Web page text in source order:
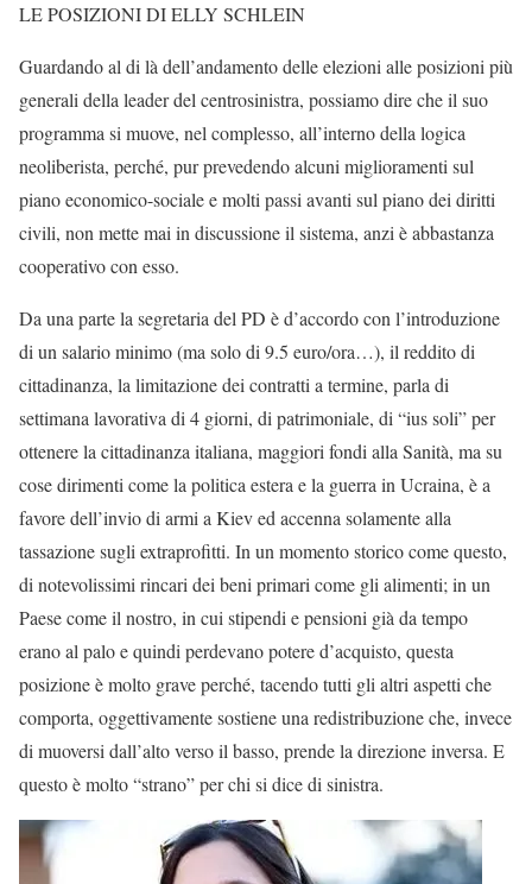
LE POSIZIONI DI ELLY SCHLEIN
Guardando al di là dell’andamento delle elezioni alle posizioni più
generali della leader del centrosinistra, possiamo dire che il suo
programma si muove, nel complesso, all’interno della logica
neoliberista, perché, pur prevedendo alcuni miglioramenti sul
piano economico-sociale e molti passi avanti sul piano dei diritti
civili, non mette mai in discussione il sistema, anzi è abbastanza
cooperativo con esso.
Da una parte la segretaria del PD è d’accordo con l’introduzione
di un salario minimo (ma solo di 9.5 euro/ora…), il reddito di
cittadinanza, la limitazione dei contratti a termine, parla di
settimana lavorativa di 4 giorni, di patrimoniale, di “ius soli” per
ottenere la cittadinanza italiana, maggiori fondi alla Sanità, ma su
cose dirimenti come la politica estera e la guerra in Ucraina, è a
favore dell’invio di armi a Kiev ed accenna solamente alla
tassazione sugli extraprofitti. In un momento storico come questo,
di notevolissimi rincari dei beni primari come gli alimenti; in un
Paese come il nostro, in cui stipendi e pensioni già da tempo
erano al palo e quindi perdevano potere d’acquisto, questa
posizione è molto grave perché, tacendo tutti gli altri aspetti che
comporta, oggettivamente sostiene una redistribuzione che, invece
di muoversi dall’alto verso il basso, prende la direzione inversa. E
questo è molto “strano” per chi si dice di sinistra.